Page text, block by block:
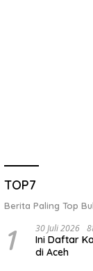
Demokrat Aceh
TOP7
Berita Paling Top
1 30 Juli 2026
Ini Daftar
di Aceh